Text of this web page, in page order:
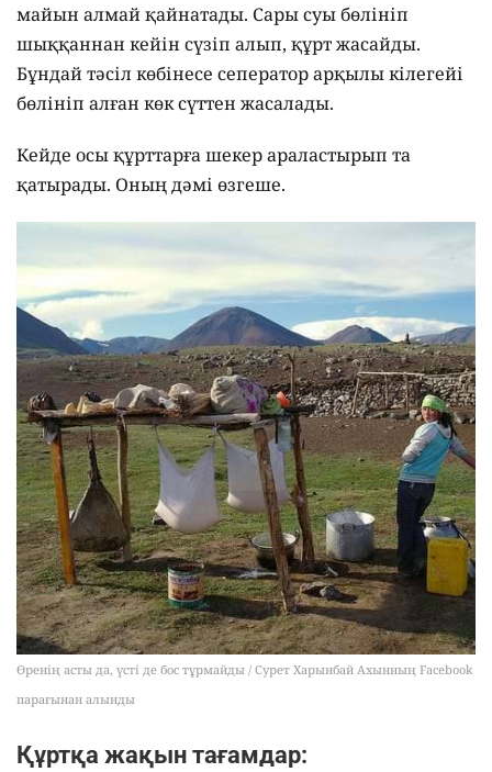
майын алмай қайнатады. Сары суы бөлініп
шыққаннан кейін сүзіп алып, құрт жасайды.
Бұндай тәсіл көбінесе сеператор арқылы кілегейі
бөлініп алған көк сүттен жасалады.
Кейде осы құрттарға шекер араластырып та
қатырады. Оның дәмі өзгеше.
Өренің асты да, үсті де бос тұрмайды / Сурет Харынбай Ахынның Facebook
парағынан алынды
Құртқа жақын тағамдар: